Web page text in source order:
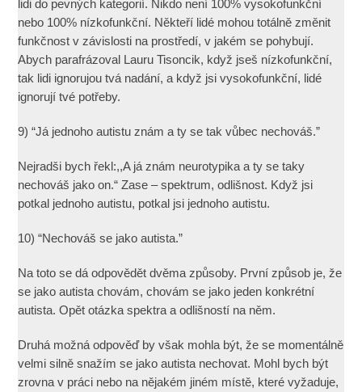
lidi do pevných kategorií. Nikdo není 100% vysokofunkční
nebo 100% nízkofunkční. Někteří lidé mohou totálně změnit
funkčnost v závislosti na prostředí, v jakém se pohybují.
Abych parafrázoval Lauru Tisoncik, když jseš nízkofunkční,
tak lidi ignorujou tvá nadání, a když jsi vysokofunkční, lidé
ignorují tvé potřeby.
9) “Já jednoho autistu znám a ty se tak vůbec nechováš.”
Nejradši bych řekl:,,A já znám neurotypika a ty se taky
nechováš jako on.“ Zase – spektrum, odlišnost. Když jsi
potkal jednoho autistu, potkal jsi jednoho autistu.
10) “Nechováš se jako autista.”
Na toto se dá odpovědět dvěma způsoby. První způsob je, že
se jako autista chovám, chovám se jako jeden konkrétní
autista. Opět otázka spektra a odlišností na něm.
Druhá možná odpověď by však mohla být, že se momentálně
velmi silně snažím se jako autista nechovat. Mohl bych být
zrovna v práci nebo na nějakém jiném místě, které vyžaduje,